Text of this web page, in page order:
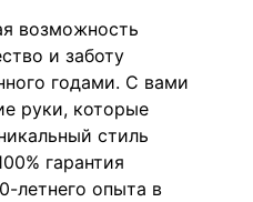
возможность
и заботу
годами. С вами
руки, которые
стиль
гарантия
летнего опыта в